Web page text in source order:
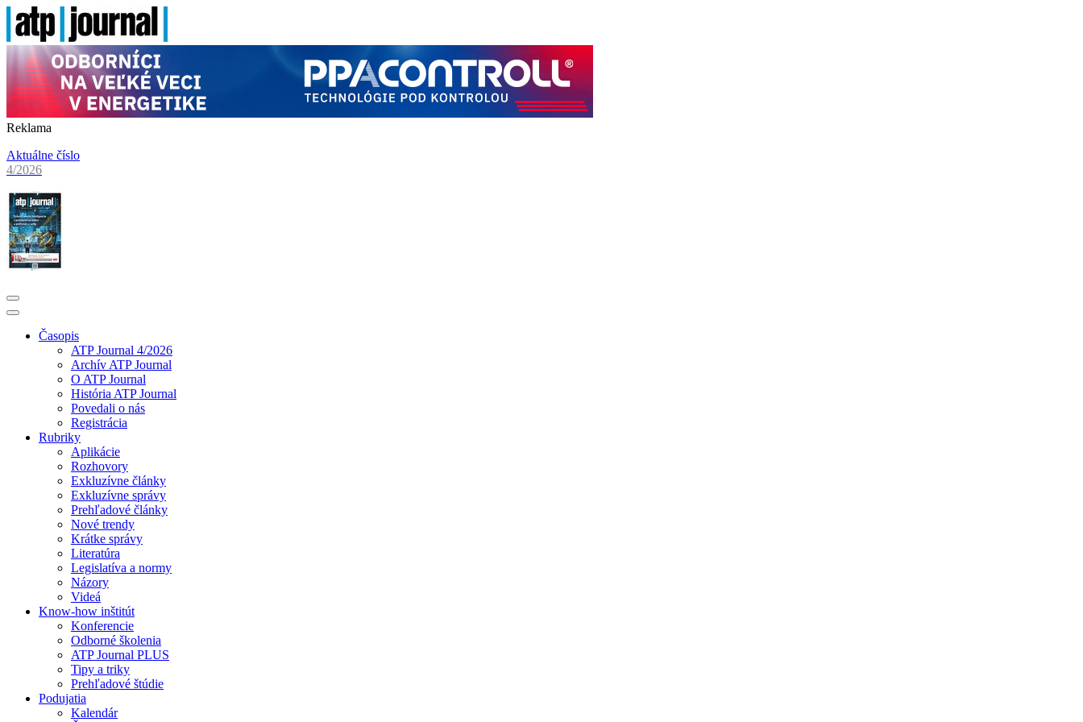
Reklama
Aktuálne číslo
4/2026
Časopis
ATP Journal 4/2026
Archív ATP Journal
O ATP Journal
História ATP Journal
Povedali o nás
Registrácia
Rubriky
Aplikácie
Rozhovory
Exkluzívne články
Exkluzívne správy
Prehľadové články
Nové trendy
Krátke správy
Literatúra
Legislatíva a normy
Názory
Videá
Know-how inštitút
Konferencie
Odborné školenia
ATP Journal PLUS
Tipy a triky
Prehľadové štúdie
Podujatia
Kalendár